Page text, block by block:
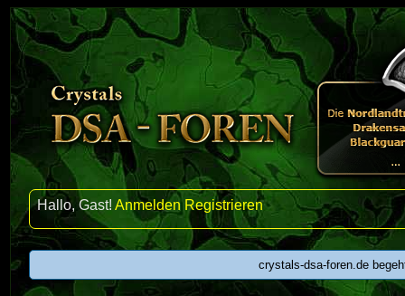
Hallo, Gast!Anmelden Registrieren
crystals-dsa-foren.de